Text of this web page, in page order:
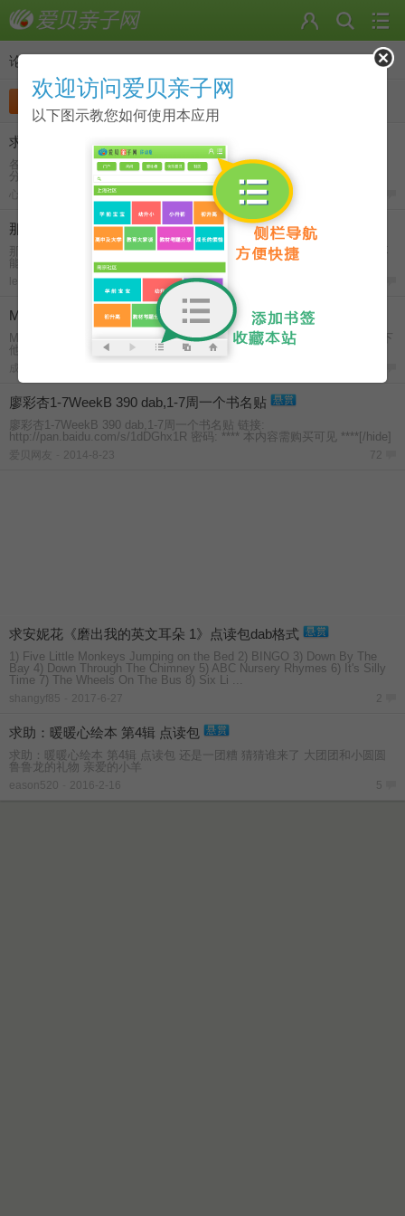
论坛
发帖 收藏 分类
求我的第二个图书馆音频
各位亲，谁有我的第二个图书馆音频啊？本网站原有链接下载不到了。求
分享，谢谢！严重感谢啊！
2018-6-22
那位宝爸宝妈有学拼音的、认汉字的点读包？
那位宝爸宝妈有学拼音的、认汉字的点读包？ 想给小朋友做些资源，能不
能分享下
leo_lcx 2018-6-26
My Little Island 幼儿课程体系3
My Little Island 3是My Little Island 幼儿课程体系中的第3册，谁能提供下
他的点读包
成长思维
廖彩杏1-7WeekB 390 dab,1-7周一个书名贴
廖彩杏1-7WeekB 390 dab,1-7周一个书名贴 链接:
http://pan.baidu.com/s/1dDGhx1R 密码: **** 本内容需购买可见 ****[/hide]
爱贝网友 2014-8-23 72
求安妮花《磨出我的英文耳朵 1》点读包dab格式
1) Five Little Monkeys Jumping on the Bed 2) BINGO 3) Down By The
Bay 4) Down Through The Chimney 5) ABC Nursery Rhymes 6) It's Silly
Time 7) The Wheels On The Bus 8) Six Li ...
shangyf85 2017-6-27 2
求助：暖暖心绘本 第4辑 点读包
求助：暖暖心绘本 第4辑 点读包 还是一团糟 猜猜谁来了 大团团和小圆圆
鲁鲁龙的礼物 亲爱的小羊
eason520 2016-2-16 5
欢迎访问爱贝亲子网
以下图示教您如何使用本应用